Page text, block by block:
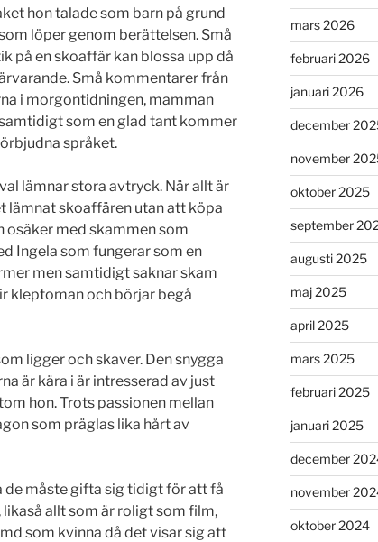
hon talade som barn på grund
löper genom berättelsen. Små
på en skoaffär kan blossa upp då
Små kommentarer från
i morgontidningen, mamman
som en glad tant kommer
språket.
lämnar stora avtryck. När allt är
lämnat skoaffären utan att köpa
osäker med skammen som
Ingela som fungerar som en
men samtidigt saknar skam
kleptoman och börjar begå
ligger och skaver. Den snygga
är kära i är intresserad av just
hon. Trots passionen mellan
som präglas lika hårt av
de måste gifta sig tidigt för att få
allt som är roligt som film,
som kvinna då det visar sig att
mars 2026
februari 2026
januari 2026
december
november
oktober 2025
september
augusti 2025
maj 2025
april 2025
mars 2025
februari 2025
januari 2025
december
november
oktober 2024